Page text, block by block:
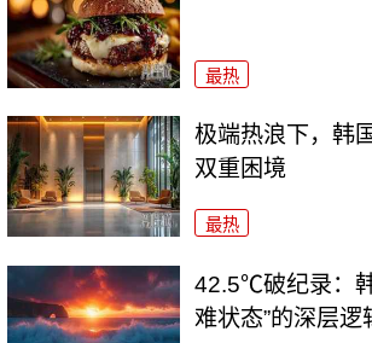
最热
极端热浪下，韩
双重困境
最热
42.5℃破纪录：
难状态”的深层逻